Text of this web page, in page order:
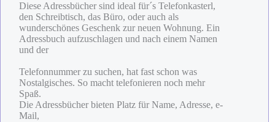
Diese Adressbücher sind ideal für´s Telefonkasterl,
den Schreibtisch, das Büro, oder auch als
wunderschönes Geschenk zur neuen Wohnung. Ein
Adressbuch aufzuschlagen und nach einem Namen
und der
Telefonnummer zu suchen, hat fast schon was
Nostalgisches. So macht telefonieren noch mehr
Spaß.
Die Adressbücher bieten Platz für Name, Adresse, e-
Mail,